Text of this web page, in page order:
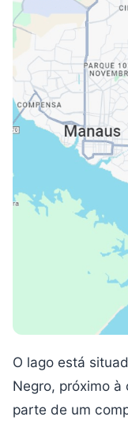
O lago está
Negro, próximo
parte de um